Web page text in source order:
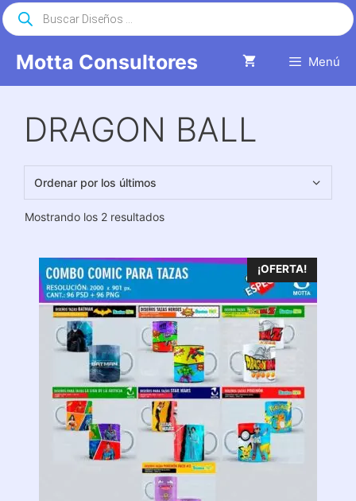
Saltar
al
Motta Consultores Menú
Búsqueda
de
productos
DRAGON BALL
Mostrando los 2 resultadosOrdenado
últimos
¡OFERTA!